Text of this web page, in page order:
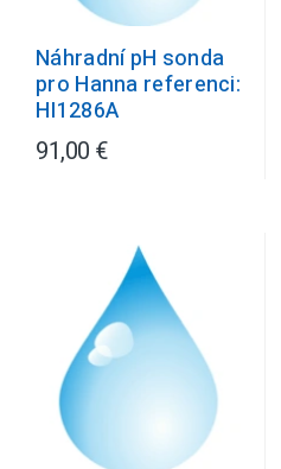
Náhradní pH sonda
pro Hanna referenci:
HI1286A
91,00 €